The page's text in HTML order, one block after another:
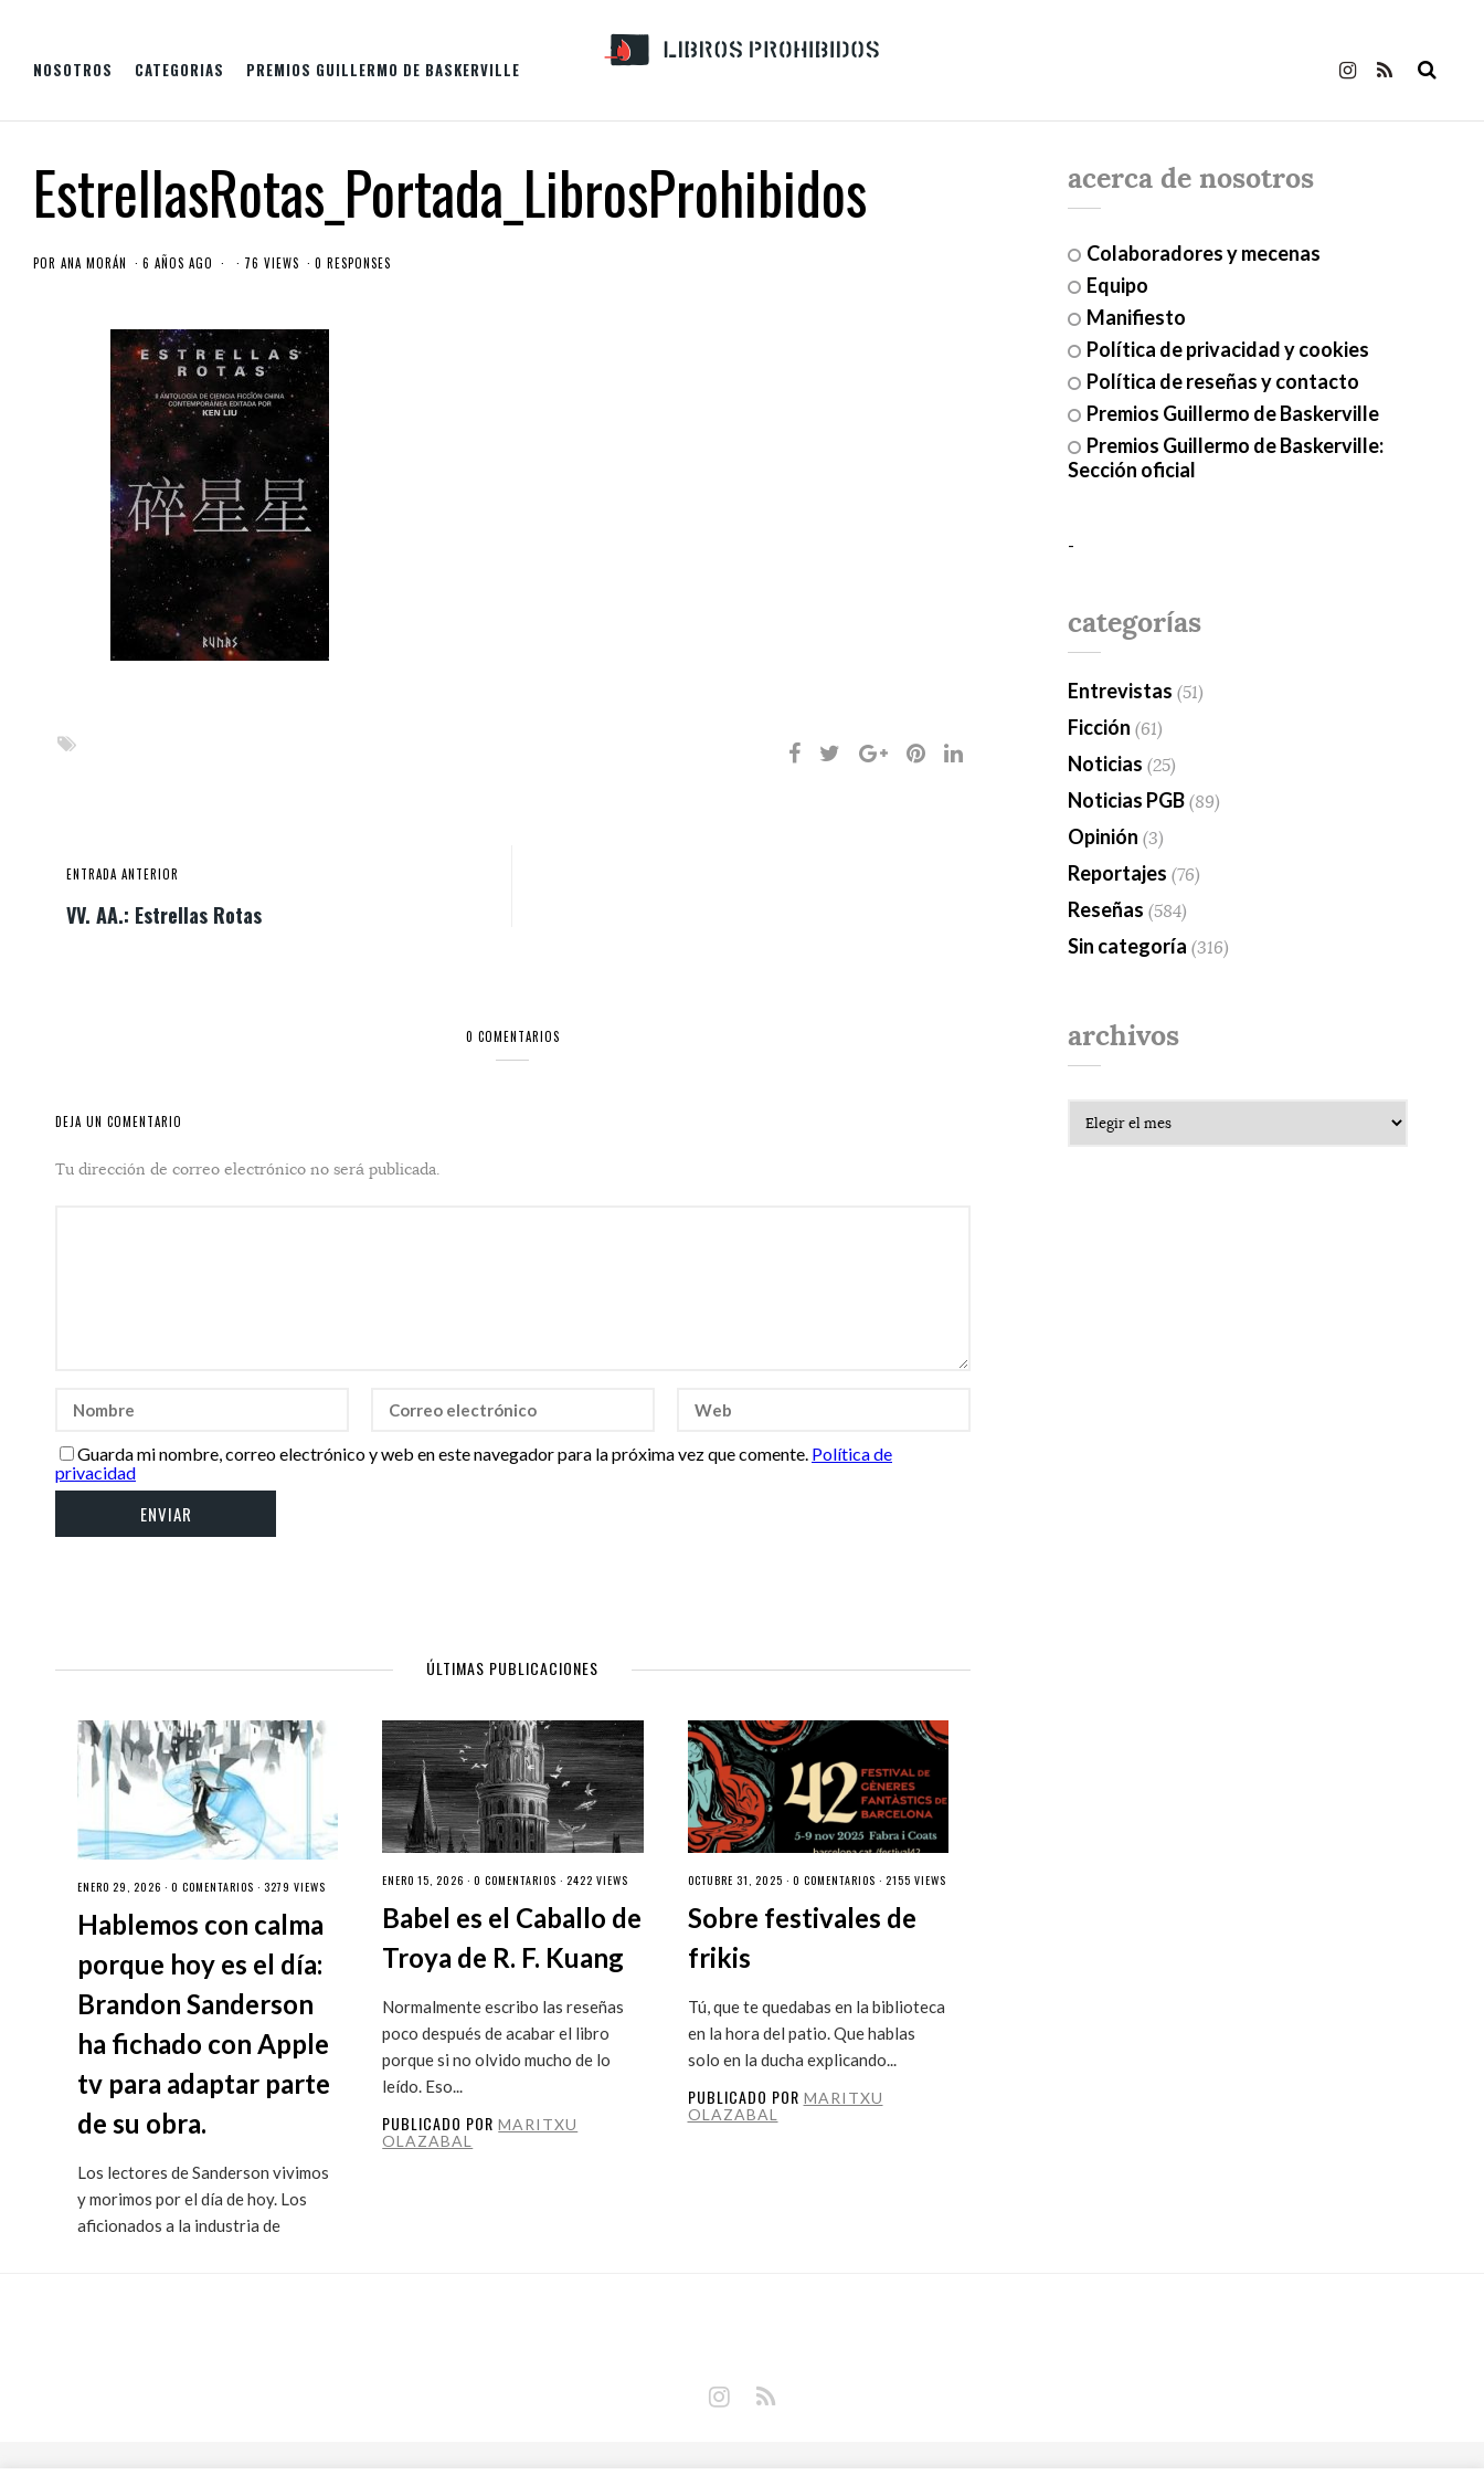
NOSOTROS CATEGORIAS PREMIOS GUILLERMO DE BASKERVILLE
EstrellasRotas_Portada_LibrosProhibidos
POR ANA MORÁN 6 AÑOS AGO 76 VIEWS 0 RESPONSES
ENTRADA ANTERIOR
VV. AA.: Estrellas Rotas
0 COMENTARIOS
DEJA UN COMENTARIO
Tu dirección de correo electrónico no será publicada.
Guarda mi nombre, correo electrónico y web en este navegador para la próxima vez que comente. Política de
privacidad
ÚLTIMAS PUBLICACIONES
ENERO 29, 2026 · 0 COMENTARIOS · 3279 VIEWS
Hablemos con calma
porque hoy es el día:
Brandon Sanderson
ha fichado con Apple
tv para adaptar parte
de su obra.
Los lectores de Sanderson vivimos
y morimos por el día de hoy. Los
aficionados a la industria de
ENERO 15, 2026 ·0 COMENTARIOS · 2422 VIEWS
Babel es el Caballo de
Troya de R. F. Kuang
Normalmente escribo las reseñas
poco después de acabar el libro
porque si no olvido mucho de lo
leído. Eso...
PUBLICADO PORMARITXU
OLAZABAL
OCTUBRE 31, 2025 · 0 COMENTARIOS · 2155 VIEWS
Sobre festivales de
frikis
Tú, que te quedabas en la biblioteca
en la hora del patio. Que hablas
solo en la ducha explicando...
PUBLICADO POR MARITXU
OLAZABAL
acerca de nosotros
Colaboradores y mecenas
Equipo
Manifiesto
Política de privacidad y cookies
Política de reseñas y contacto
Premios Guillermo de Baskerville
Premios Guillermo de Baskerville:
Sección oficial
-
categorías
Entrevistas (51)
Ficción (61)
Noticias (25)
Noticias PGB (89)
Opinión (3)
Reportajes (76)
Reseñas (584)
Sin categoría (316)
archivos